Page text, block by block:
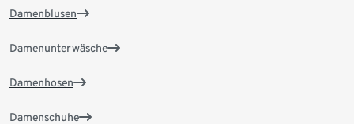
Damenblusen
Damenunterwäsche
Damenhosen
Damenschuhe